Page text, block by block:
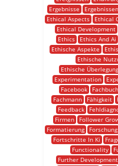
Ergebnisse
Ergebnissen
Ethical Aspects
Ethical
Ethical Development
Ethics
Ethics And Ai
Ethische Aspekte
Ethische
Ethische
Experimentation
Facebook
Fachbuch
Fachmann
Fähigkeit
Feedback
Firmen
Follower
Formatierung
Forschung
Fortschritte In Ki
Functionality
Further Development